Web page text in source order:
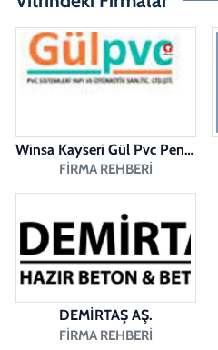
Ada Eczanesi
BAHÇELİEVLER MAH. BAHÇELİEVLER
Pamukkale Aktürk Eczanesi
Fatıh Eczanesi
Karaman Mahallesi, 1482 Sokak No:51 A
0 (258) 241 70 08
Winsa Kayseri Gül Pvc Pencere Kayseri Winsa
FIRMA REHBERI
DEMİRTAŞ AŞ.
FIRMA REHBERI